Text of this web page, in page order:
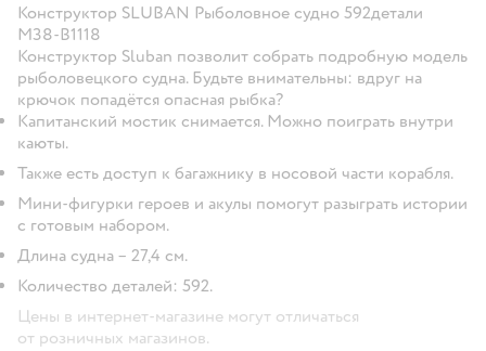
Конструктор SLUBAN Рыболовное судно 592детали
M38-B1118
Конструктор Sluban позволит собрать подробную модель
рыболовецкого судна. Будьте внимательны: вдруг на
крючок попадётся опасная рыбка?
Капитанский мостик снимается. Можно поиграть внутри
каюты.
Также есть доступ к багажнику в носовой части корабля.
Мини-фигурки героев и акулы помогут разыграть истории
с готовым набором.
Длина судна – 27,4 см.
Количество деталей: 592.
Цены в интернет-магазине могут отличаться
от розничных магазинов.